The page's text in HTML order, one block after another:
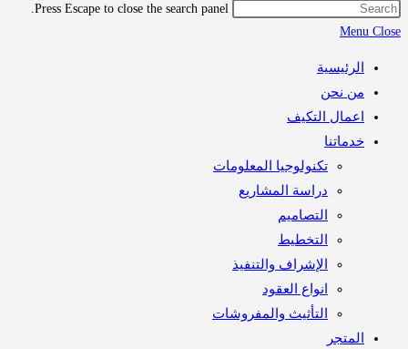
Press Escape to close the search panel.
نحن
التكيف
تكنولوجيا المعلومات
دراسة المشاريع
التصاميم
التخطيط
الإشراف والتنفيذ
انواع العقود
التأثيث والمفروشات